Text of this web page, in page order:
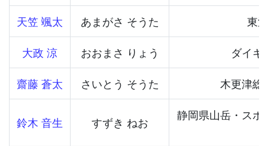
天笠 颯太
あまがさ そうた
東
大政 涼
おおまさ りょう
ダイキ
齋藤 蒼太
さいとう そうた 木更津総
鈴木 音生 すずき ねお
静岡県山岳・スポ